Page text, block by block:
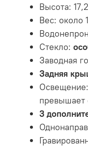
Высота:
Вес: около
Стекло:
Заводная
Задняя
превышает
3